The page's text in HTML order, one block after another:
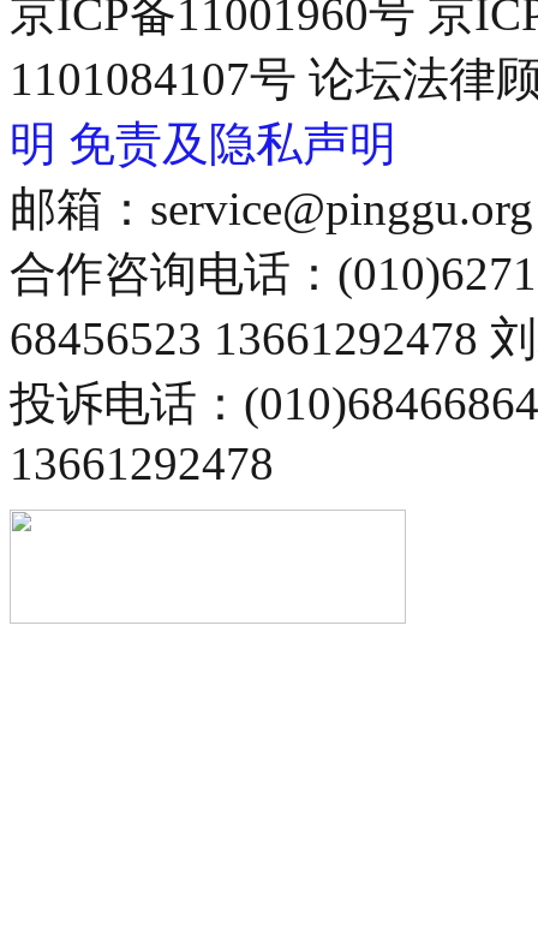
京ICP备11001960号 京
1101084107号 论坛法律
明 免责及隐私声明
邮箱：service@pinggu.org
合作咨询电话：
68456523 13661292478
投诉电话：
13661292478